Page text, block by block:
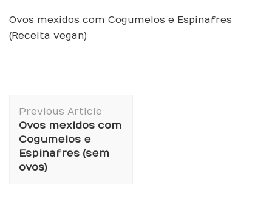
Ovos mexidos com Cogumelos e Espinafres
(Receita vegan)
Navigation
Previous Article
Ovos mexidos com
Cogumelos e
Espinafres (sem
ovos)